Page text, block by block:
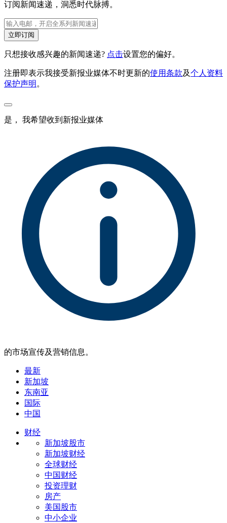
订阅新闻速递，洞悉时代脉搏。
立即订阅
只想接收感兴趣的新闻速递? 点击设置您的偏好。
注册即表示我接受新报业媒体不时更新的使用条款及个人资料
保护声明 。
是， 我希望收到新报业媒体
的市场宣传及营销信息。
最新
新加坡
东南亚
国际
中国
财经
新加坡股市
新加坡财经
全球财经
中国财经
投资理财
房产
美国股市
中小企业